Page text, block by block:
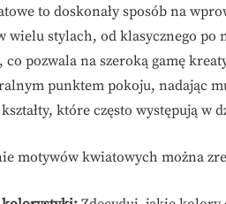
to doskonały sposób na
wielu stylach, od klasycznego
pozwala na szeroką gamę
punktem pokoju, nadając
które często występują w
motywów kwiatowych można